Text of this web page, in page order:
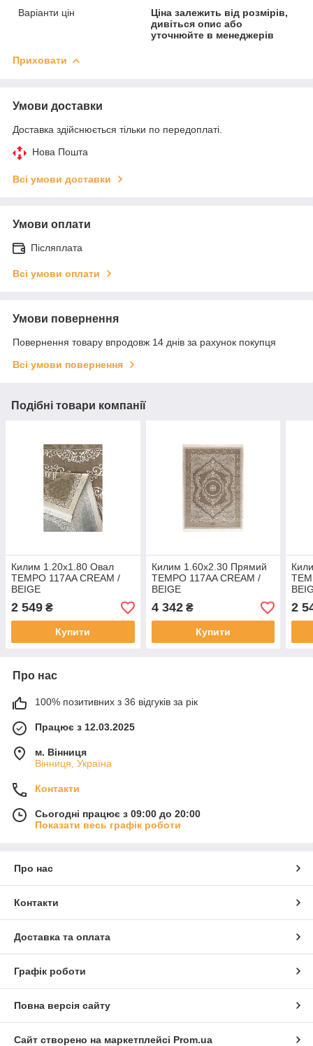
Варіанти цін
Ціна залежить від розмірів,
дивіться опис або
уточнюйте в менеджерів
Приховати
Умови доставки
Доставка здійснюється тільки по передоплаті.
Нова Пошта
Всі умови доставки
Умови оплати
Післяплата
Всі умови оплати
Умови повернення
Повернення товару впродовж 14 днів за рахунок покупця
Всі умови повернення
Подібні товари компанії
Килим 1.20х1.80 Овал
TEMPO 117AA CREAM /
BEIGE
2 549 ₴
Купити
Килим 1.60х2.30 Прямий
TEMPO 117AA CREAM /
BEIGE
4 342₴
Купити
2
Про нас
100% позитивних з 36 відгуків за рік
Працює з 12.03.2025
м. Вінниця
Вінниця, Україна
Контакти
Сьогодні працює з 09:00 до 20:00
Показати весь графік роботи
Про нас
Контакти
Доставка та оплата
Графік роботи
Повна версія сайту
Сайт створено на маркетплейсі Prom.ua